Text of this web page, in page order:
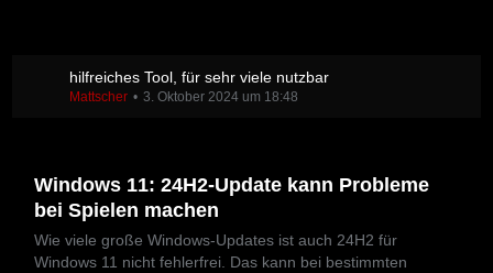
hilfreiches Tool, für sehr viele nutzbar
Mattscher 3. Oktober 2024 um 18:48
Windows 11: 24H2-Update kann Probleme
bei Spielen machen
Wie viele große Windows-Updates ist auch 24H2 für
Windows 11 nicht fehlerfrei. Das kann bei bestimmten